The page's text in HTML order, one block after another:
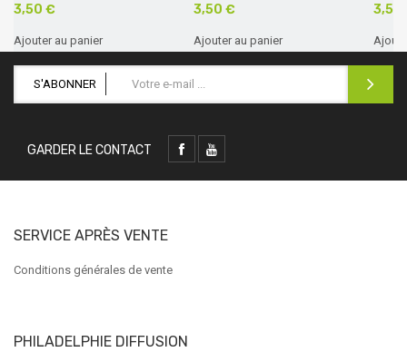
3,50 €
Ajouter au panier
3,50 €
Ajouter au panier
3,50
S'ABONNER
GARDER LE CONTACT
SERVICE APRÈS VENTE
Conditions générales de vente
PHILADELPHIE DIFFUSION